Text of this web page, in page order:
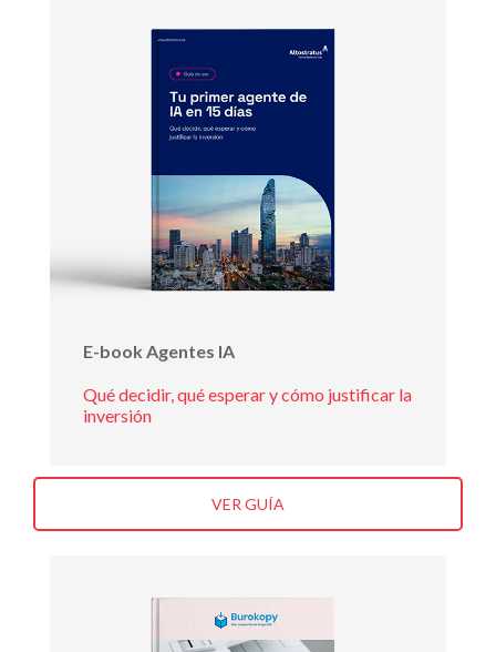
E-book Agentes IA
Qué decidir, qué esperar y cómo justificar la
inversión
VER GUÍA